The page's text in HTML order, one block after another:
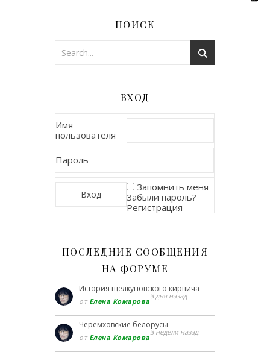
ПОИСК
ВХОД
Имя
пользователя
Пароль
Запомнить меня
Забыли пароль?
Регистрация
ПОСЛЕДНИЕ СООБЩЕНИЯ
НА ФОРУМЕ
История щелкуновского кирпича
от Елена Комарова
3 дня назад
Черемховские белорусы
от Елена Комарова
3 недели назад